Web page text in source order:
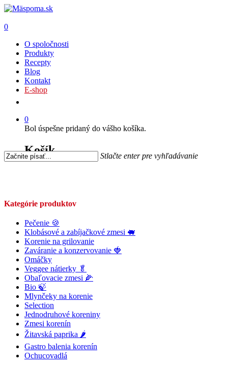
0
O spoločnosti
Produkty
Recepty
Blog
Kontakt
E-shop
0
Bol úspešne pridaný do vášho košíka.
Košík Stlačte enter pre vyhľadávanie
Kategórie produktov
Pečenie 🍪
Klobásové a zabíjačkové zmesi 🐖
Korenie na grilovanie
Zaváranie a konzervovanie 🍓
Omáčky
Veggee nátierky 🥬
Obaľovacie zmesi 🌽
Bio 🍃
Mlynčeky na korenie
Selection
Jednodruhové koreniny
Zmesi korenín
Žitavská paprika 🌶
Gastro balenia korenín
Ochucovadlá